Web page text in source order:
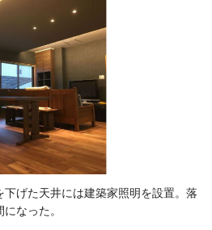
げた天井には建築家照明を設置。落
なった。